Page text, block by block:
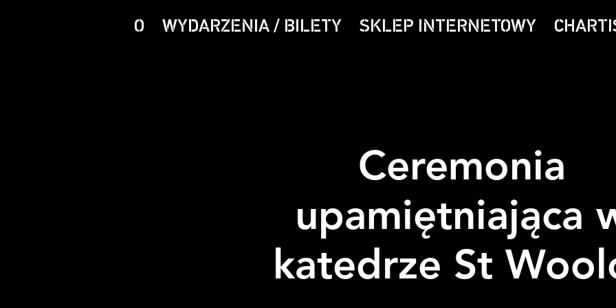
O WYDARZENIA / BILETY SKLEP INTERNETOWY
Ceremonia
upamiętniająca
katedrze St